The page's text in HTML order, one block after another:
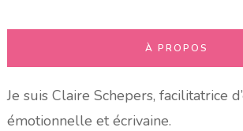
À PROPOS
Je suis Claire Schepers, facilitatrice
émotionnelle et écrivaine.